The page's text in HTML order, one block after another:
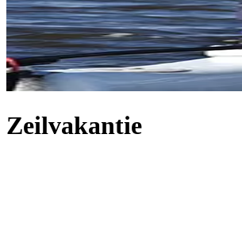
Zeilvakantie